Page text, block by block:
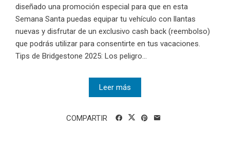
diseñado una promoción especial para que en esta
Semana Santa puedas equipar tu vehículo con llantas
nuevas y disfrutar de un exclusivo cash back (reembolso)
que podrás utilizar para consentirte en tus vacaciones.
Tips de Bridgestone 2025: Los peligro...
Leer más
COMPARTIR